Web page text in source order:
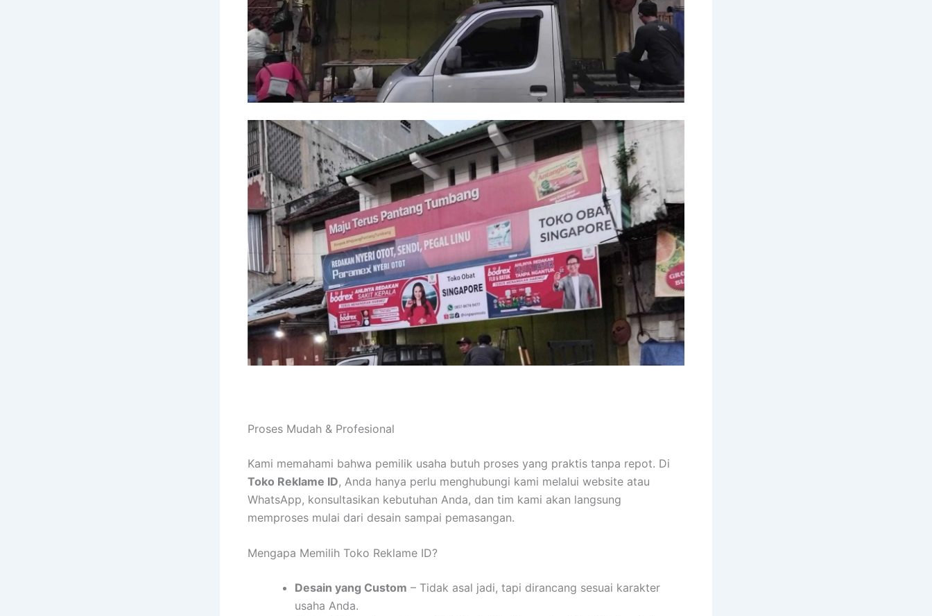
Proses Mudah & Profesional
Kami memahami bahwa pemilik usaha butuh proses yang praktis tanpa repot. Di
Toko Reklame ID, Anda hanya perlu menghubungi kami melalui website atau
WhatsApp, konsultasikan kebutuhan Anda, dan tim kami akan langsung
memproses mulai dari desain sampai pemasangan.
Mengapa Memilih Toko Reklame ID?
Desain yang Custom – Tidak asal jadi, tapi dirancang sesuai karakter
usaha Anda.